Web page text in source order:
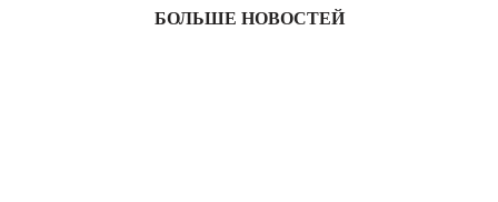
БОЛЬШЕ НОВОСТЕЙ